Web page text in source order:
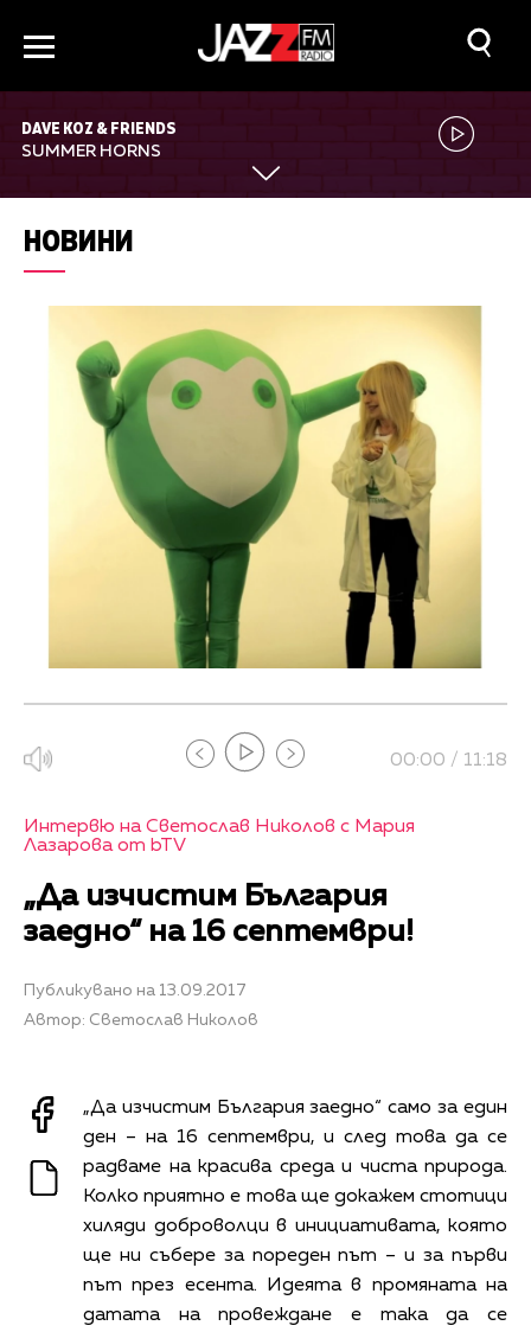
DAVE KOZ & FRIENDS
SUMMER HORNS
НОВИНИ
00:00 / 11:18
Интервю на Светослав Николов с Мария
Лазарова от bTV
„Да изчистим България
заедно“ на 16 септември!
Публикувано на 13.09.2017
Автор: Светослав Николов
„Да изчистим България заедно“ само за един
ден – на 16 септември, и след това да се
радваме на красива среда и чиста природа.
Колко приятно е това ще докажем стотици
хиляди доброволци в инициативата, която
ще ни събере за пореден път – и за първи
път през есента. Идеята в промяната на
датата на провеждане е така да се